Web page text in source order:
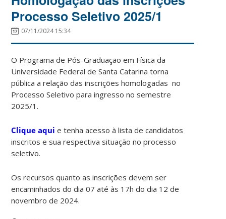
Processo Seletivo 2025/1
07/11/2024 15:34
O Programa de Pós-Graduação em Física da
Universidade Federal de Santa Catarina torna
pública a relação das inscrições homologadas no
Processo Seletivo para ingresso no semestre
2025/1.
Clique aquie tenha acesso à lista de candidatos
inscritos e sua respectiva situação no processo
seletivo.
Os recursos quanto as inscrições devem ser
encaminhados do dia 07 até às 17h do dia 12 de
novembro de 2024.